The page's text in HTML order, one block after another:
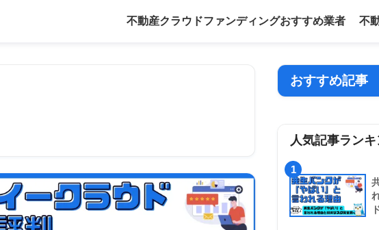
不動産クラウドファンディングおすすめ業者 不
おすすめ記事
人気記事ラン
1